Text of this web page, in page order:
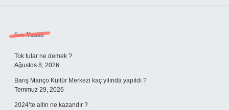
Sidebar
Son Yazılar
Tok tutar ne demek ?
Ağustos 8, 2026
Barış Manço Kültür Merkezi kaç yılında yapıldı ?
Temmuz 29, 2026
2024’te altın ne kazandır ?